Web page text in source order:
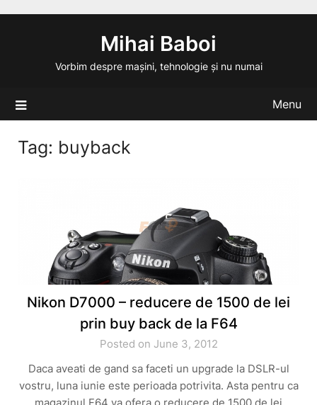
Mihai Baboi
Vorbim despre mașini, tehnologie și nu numai
Menu
Tag: buyback
Nikon D7000 – reducere de 1500 de lei
prin buy back de la F64
Posted on June 3, 2012
Daca aveati de gand sa faceti un upgrade la DSLR-ul
vostru, luna iunie este perioada potrivita. Asta pentru ca